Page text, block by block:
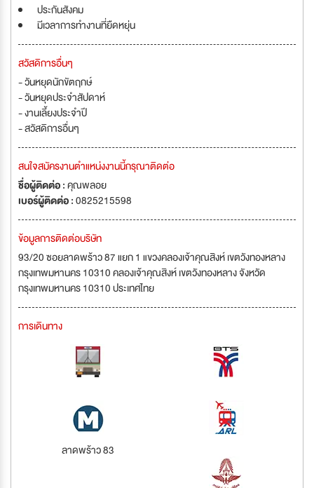
ประกันสังคม
มีเวลาการทำงานที่ยืดหยุ่น
สวัสดิการอื่นๆ
- วันหยุดนักขัตฤกษ์
- วันหยุดประจำสัปดาห์
- งานเลี้ยงประจำปี
- สวัสดิการอื่นๆ
สนใจสมัครงานตำแหน่งงานนี้กรุณาติดต่อ
ชื่อผู้ติดต่อ :คุณพลอย
เบอร์ผู้ติดต่อ :0825215598
ข้อมูลการติดต่อบริษัท
93/20 ซอยลาดพร้าว 87 แยก 1 แขวงคลองเจ้าคุณสิงห์ เขตวังทองหลาง
กรุงเทพมหานคร 10310 คลองเจ้าคุณสิงห์ เขตวังทองหลาง จังหวัด
กรุงเทพมหานคร 10310 ประเทศไทย
การเดินทาง
ลาดพร้าว 83